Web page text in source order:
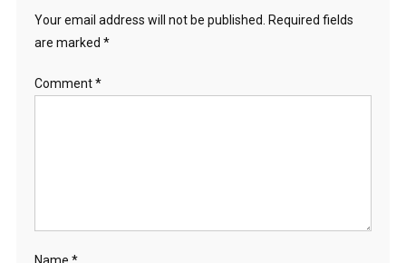
Your email address will not be published.
Required fields
are marked *
Comment*